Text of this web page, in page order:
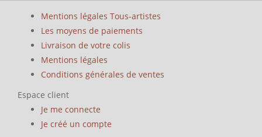
Mentions légales Tous-artistes
Les moyens de paiements
Livraison de votre colis
Mentions légales
Conditions générales de ventes
Espace client
Je me connecte
Je créé un compte